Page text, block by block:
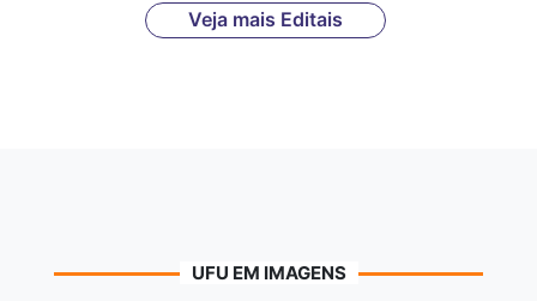
Veja mais Editais
UFU EM IMAGENS